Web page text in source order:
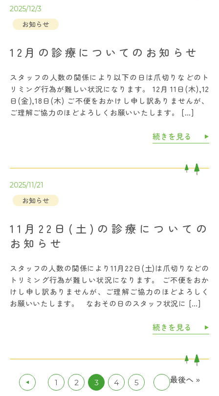
2025/12/3
お知らせ
12月の診療についてのお知らせ
スタッフの人数の関係により以下の日は爪切りなどのト
リミング行為が難しい状況になります。 12月 11日(木),12
日(金),18日(木) ご不便をおかけし申し訳ありませんが、
ご理解ご協力のほどよろしくお願いいたします。 […]
続きを見る
2025/11/21
お知らせ
11月22日(土)の診療についての
お知らせ
スタッフの人数の関係により11月22日(土)は爪切りなどの
トリミング行為が難しい状況になります。 ご不便をおか
けし申し訳ありませんが、ご理解ご協力のほどよろしく
お願いいたします。 なおその日のスタッフ状況に […]
続きを見る
1 2 3 4 5 最後へ »